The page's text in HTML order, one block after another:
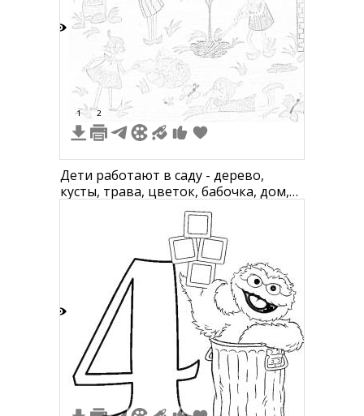
1 2
Дети работают в саду - дерево,
кусты, трава, цветок, бабочка, дом,
мусорный бак, солнце